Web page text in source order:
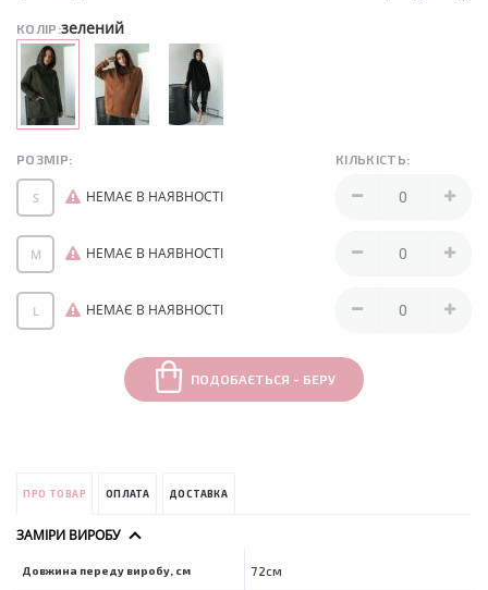
КОЛІР:зелений
РОЗМІР: КІЛЬКІСТЬ:
S НЕМАЄ В НАЯВНОСТІ
M НЕМАЄ В НАЯВНОСТІ
L НЕМАЄ В НАЯВНОСТІ
ПОДОБАЄТЬСЯ - БЕРУ
ПРО ТОВАР ОПЛАТА ДОСТАВКА
ЗАМІРИ ВИРОБУ
Довжина переду виробу, см 72см